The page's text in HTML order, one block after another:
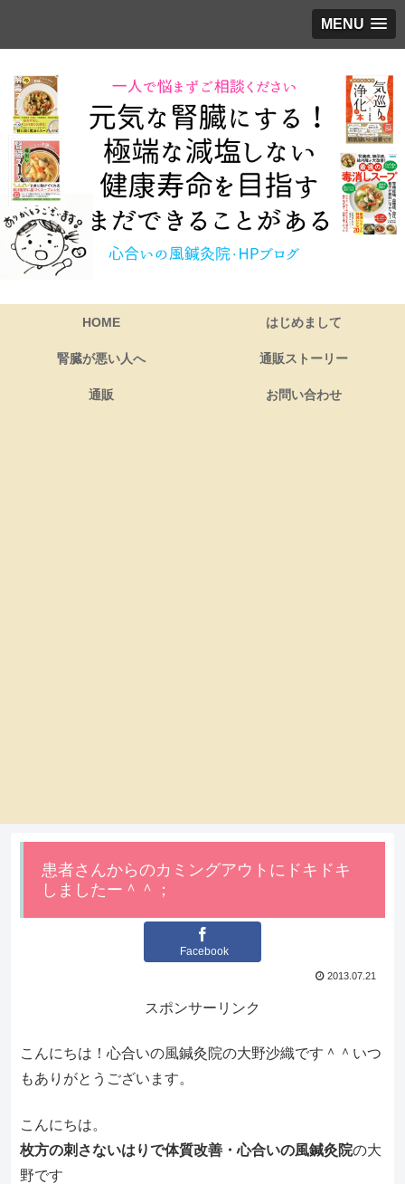
MENU
HOME はじめまして
腎臓が悪い人へ 通販ストーリー
通販 お問い合わせ
患者さんからのカミングアウトにドキドキ
しましたー＾＾；
Facebook
2013.07.21
スポンサーリンク
こんにちは！心合いの風鍼灸院の大野沙織です＾＾いつ
もありがとうございます。
こんにちは。
枚方の刺さないはりで体質改善・心合いの風鍼灸院の大
野です